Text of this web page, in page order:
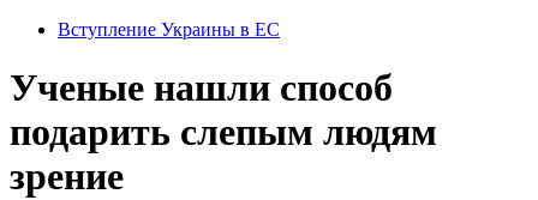
Вступление Украины в ЕС
Ученые нашли способ
подарить слепым людям
зрение